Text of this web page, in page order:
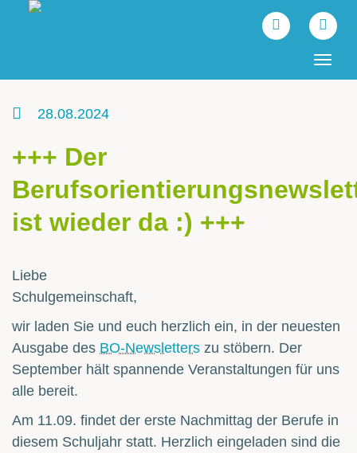
28.08.2024
+++ Der
ist wieder da :) +++
Liebe
Schulgemeinschaft,
wir laden Sie und euch herzlich ein, in der neuesten
Ausgabe des BO-Newsletters zu stöbern. Der
September hält spannende Veranstaltungen für uns
alle bereit.
Am 11.09. findet der erste Nachmittag der Berufe in
diesem Schuljahr statt. Herzlich eingeladen sind die